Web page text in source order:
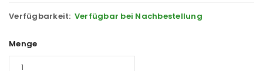
Verfügbarkeit: Verfügbar bei Nachbestellung
Menge